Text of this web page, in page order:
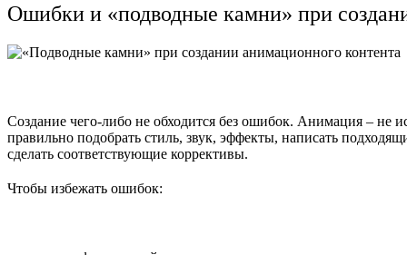
Ошибки и «подводные камни» при
Создание чего-либо не обходится без ошибок. Анимация – не
правильно подобрать стиль, звук, эффекты, написать
сделать соответствующие коррективы.
Чтобы избежать ошибок: